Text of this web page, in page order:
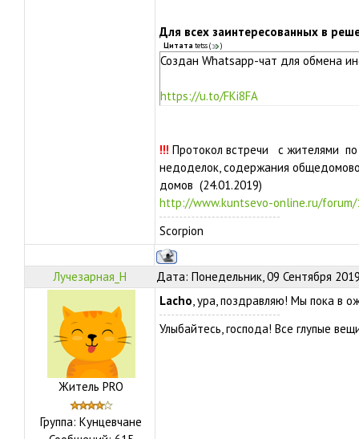
Для всех заинтересованных в
Цитата tetss( )
Создан Whatsapp-чат для обмена
https://u.to/FKi8FA
!!! Протокол встречи с жителями по
недоделок, содержания
домов (24.01.2019)
http://www.kuntsevo-online.ru/forum/
Scorpion
Лучезарная_Н Дата: Понедельник, 09 Сентября
Житель PRO
Группа: Кунцевчане
Lacho, ура, поздравляю! Мы пока в
Улыбайтесь, господа! Все глупые